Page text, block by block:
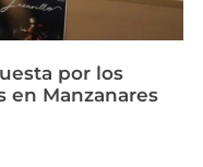
por los
en Manzanares